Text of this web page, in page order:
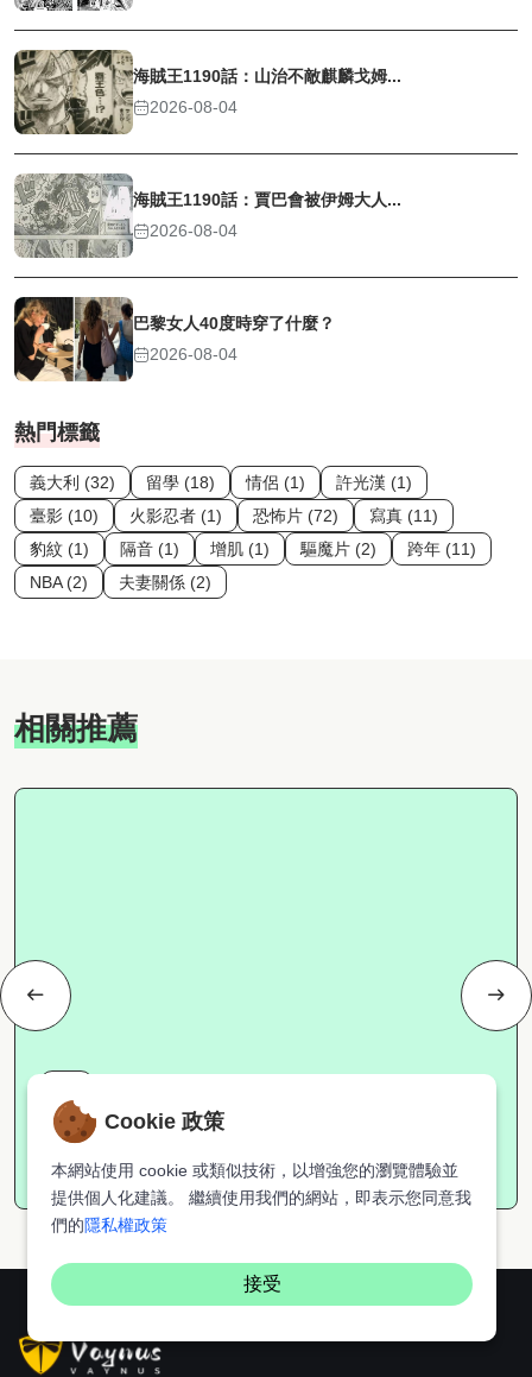
海賊王1190話：山治不敵麒麟戈姆...
2026-08-04
海賊王1190話：賈巴會被伊姆大人...
2026-08-04
巴黎女人40度時穿了什麼？
2026-08-04
熱門標籤
義大利 (32) 留學 (18) 情侶 (1)
許光漢 (1)
臺影 (10)
火影忍者 (1) 恐怖片 (72)
寫真 (11)
豹紋 (1)
隔音 (1) 增肌 (1) 驅魔片 (2)
跨年 (11)
NBA (2)
夫妻關係 (2)
相關推薦
2月2日，日韓股市快速拉昇
小V 2026-02-02 2521
Cookie 政策
本網站使用 cookie 或類似技術，以增強您的瀏覽體驗並
提供個人化建議。 繼續使用我們的網站，即表示您同意我
們的隱私權政策
接受